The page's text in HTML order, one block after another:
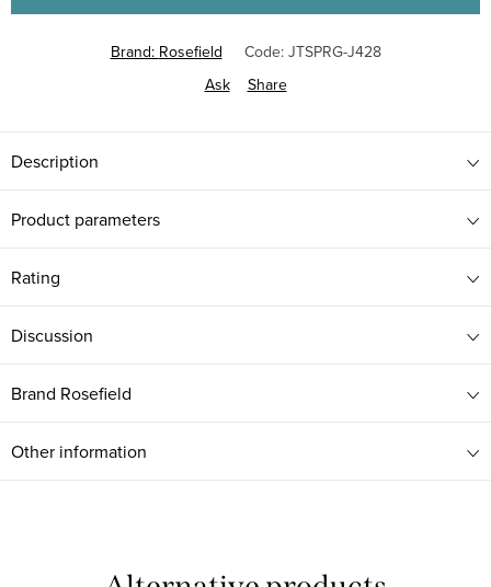
Brand: Rosefield Code: JTSPRG-J428
Ask
Share
Description
Product parameters
Rating
Discussion
Brand Rosefield
Other information